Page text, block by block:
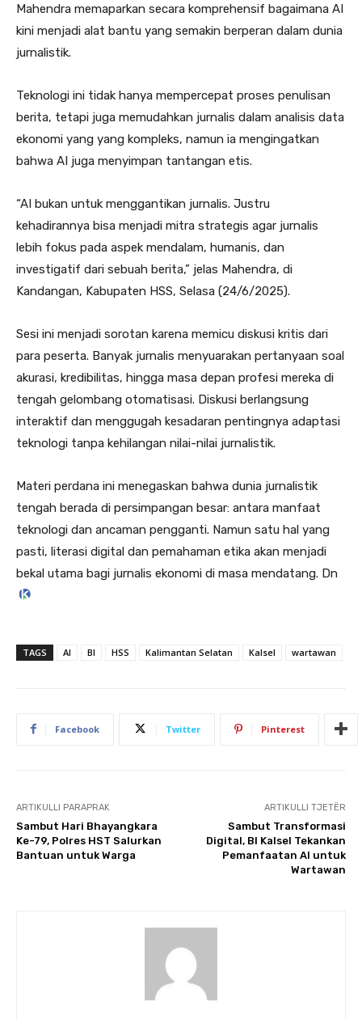
Mahendra memaparkan secara komprehensif bagaimana AI
kini menjadi alat bantu yang semakin berperan dalam dunia
jurnalistik.
Teknologi ini tidak hanya mempercepat proses penulisan
berita, tetapi juga memudahkan jurnalis dalam analisis data
ekonomi yang yang kompleks, namun ia mengingatkan
bahwa AI juga menyimpan tantangan etis.
“AI bukan untuk menggantikan jurnalis. Justru
kehadirannya bisa menjadi mitra strategis agar jurnalis
lebih fokus pada aspek mendalam, humanis, dan
investigatif dari sebuah berita,” jelas Mahendra, di
Kandangan, Kabupaten HSS, Selasa (24/6/2025).
Sesi ini menjadi sorotan karena memicu diskusi kritis dari
para peserta. Banyak jurnalis menyuarakan pertanyaan soal
akurasi, kredibilitas, hingga masa depan profesi mereka di
tengah gelombang otomatisasi. Diskusi berlangsung
interaktif dan menggugah kesadaran pentingnya adaptasi
teknologi tanpa kehilangan nilai-nilai jurnalistik.
Materi perdana ini menegaskan bahwa dunia jurnalistik
tengah berada di persimpangan besar: antara manfaat
teknologi dan ancaman pengganti. Namun satu hal yang
pasti, literasi digital dan pemahaman etika akan menjadi
bekal utama bagi jurnalis ekonomi di masa mendatang. Dn
TAGS AI BI HSS Kalimantan Selatan Kalsel wartawan
Facebook Twitter Pinterest
ARTIKULLI PARAPRAK
Sambut Hari Bhayangkara
Ke-79, Polres HST Salurkan
Bantuan untuk Warga
ARTIKULLI TJETËR
Sambut Transformasi
Digital, BI Kalsel Tekankan
Pemanfaatan AI untuk
Wartawan